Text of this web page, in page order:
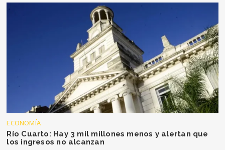
ECONOMÍA
Río Cuarto: Hay 3 mil millones menos y alertan que
los ingresos no alcanzan